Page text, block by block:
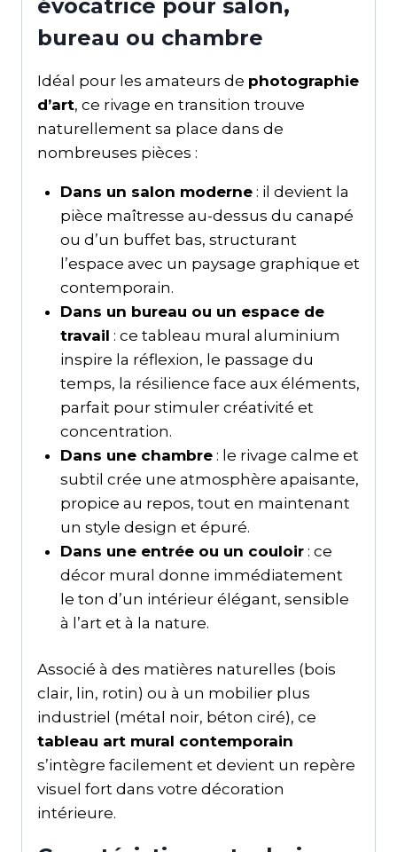
évocatrice pour salon,
bureau ou chambre
Idéal pour les amateurs de photographie
d’art, ce rivage en transition trouve
naturellement sa place dans de
nombreuses pièces :
Dans un salon moderne: il devient la
pièce maîtresse au-dessus du canapé
ou d’un buffet bas, structurant
l’espace avec un paysage graphique et
contemporain.
Dans un bureau ou un espace de
travail : ce tableau mural aluminium
inspire la réflexion, le passage du
temps, la résilience face aux éléments,
parfait pour stimuler créativité et
concentration.
Dans une chambre: le rivage calme et
subtil crée une atmosphère apaisante,
propice au repos, tout en maintenant
un style design et épuré.
Dans une entrée ou un couloir: ce
décor mural donne immédiatement
le ton d’un intérieur élégant, sensible
à l’art et à la nature.
Associé à des matières naturelles (bois
clair, lin, rotin) ou à un mobilier plus
industriel (métal noir, béton ciré), ce
tableau art mural contemporain
s’intègre facilement et devient un repère
visuel fort dans votre décoration
intérieure.